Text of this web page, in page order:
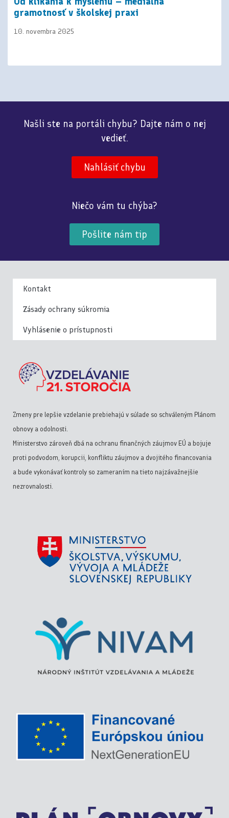
gramotnosť v školskej praxi
10. novembra 2025
Našli ste na portáli chybu? Dajte nám o nej
vedieť.
Nahlásiť chybu
Niečo vám tu chýba?
Pošlite nám tip
Kontakt
Zásady ochrany súkromia
Vyhlásenie o prístupnosti
Zmeny pre lepšie vzdelanie prebiehajú v súlade so schváleným Plánom
obnovy a odolnosti.
Ministerstvo zároveň dbá na ochranu finančných záujmov EÚ a bojuje
proti podvodom, korupcii, konfliktu záujmov a dvojitého financovania
a bude vykonávať kontroly so zameraním na tieto najzávažnejšie
nezrovnalosti.